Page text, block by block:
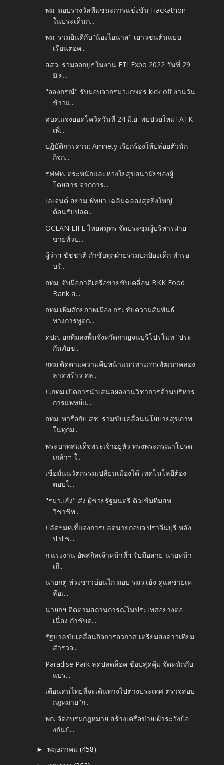
พม. มอบรางวัลทีมชนะการแข่งขัน Hackathon
ในประเด็นก...
พม. ร่วมยินดีกับ"น้องไอนาส" เยาวชนต้นแบบ
เรียนต่อค...
สสว. ร่วมออกบูธในงาน FTI Expo 2022 วันที่ 29
มิ.ย...
"อลงกรณ์" รับมอบจากรมว.เกษตร kick off งานวัน
ข้าวแ...
ศบค.แจงยอดโควิดวันที่ 24 มิ.ย. พบป่วยใหม่+ATK
เพิ่...
ปฏิบัติการด่วน: Amnety เรียกร้องให้ปล่อยตัวนัก
กิจก...
รฟฟท. ตระหนักและห่วงใยสุขอนามัยของผู้
โดยสาร จากการ...
เลเจนด์ สยาม พัทยา เฉลิมฉลองสุดยิ่งใหญ่
ต้อนรับปลด...
OCEAN LIFE ไทยสมุทร จัดประชุมผู้บริหารฝ่าย
ขายทั่วป...
ผู้ว่าฯ ชัชชาติ กำชับทุกฝ่ายร่วมปกป้องเด็ก ทำรอ
บรั...
กทม. จับมือภาคีเครือข่ายขับเคลื่อน BKK Food
Bank ส...
กทม.เพิ่มศักยภาพเมือง กระชับความสัมพันธ์
ทางการทูตก...
คปภ. ยกทีมลงพื้นจังหวัดกาญจนบุรีโปรโมท “ประ
กันภัยข...
กทม.ติดตามความคืบหน้าแนวทางการพัฒนาคลอง
ลาดพร้าว คล...
ป.กทม.เปิดการนำเสนอผลงานวิชาการด้านบริหาร
การแพทย์แ...
กทม. หารือกับ สช. ร่วมขับเคลื่อนนโยบายสุขภาพ
ในทุกม...
พระบาทสมเด็จพระเจ้าอยู่หัว ทรงพระกรุณาโปรด
เกล้าฯ ใ...
เชื่อมั่นนวัตกรรมเปลี่ยนเมืองได้ เทคโนโลยีต้อง
ตอบโ...
"รมว.เฮ้ง" ส่ง ผู้ช่วยรัฐมนตรี ติวเข้มทีมสห
วิชาชีพ...
ปลัดฯมท.ชี้แจงการปลดนายกอบจ.ปราจีนบุรี หลัง
ป.ป.ช....
ก.แรงงาน อัพสกิลเจ้าหน้าที่ฯ รับมือสาย-นายหน้า
เถื่...
นายกตู่ ห่วงชาวบ่อนไก่ มอบ รมว.เฮ้ง ดูแลช่วยเห
ลือเ...
นายกฯ ติดตามสถานการณ์ในประเทศอย่างต่อ
เนื่อง กำชับด...
รัฐบาลขับเคลื่อนกิจการอวกาศ เตรียมส่งดาวเทียม
สำรวจ...
Paradise Park ลดปลดล็อค ช้อปสุดคุ้ม จัดหนักกับ
แบร...
เตือนคนไทยที่จะเดินทางไปต่างประเทศ ตรวจสอบ
กฎหมาย"ก...
พก. จัดอบรมกฎหมาย สร้างเครือข่ายเฝ้าระวังป้อ
งกันปั...
►พฤษภาคม(458)